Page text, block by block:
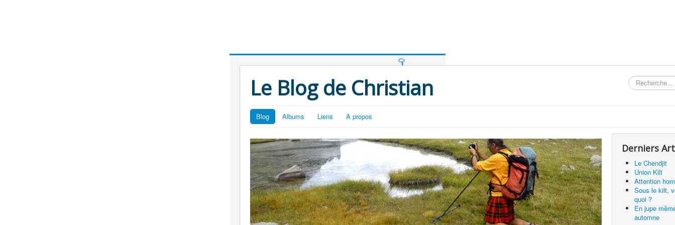
Le Blog de Christian Rechercher
Blog Albums Liens A propos
Derniers
Le Chendjit
Union Kilt
Attention
Sous le kilt,
quoi ?
En jupe
automne